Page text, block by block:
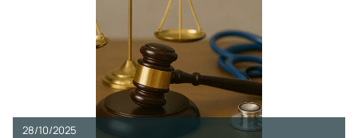
28/10/2025